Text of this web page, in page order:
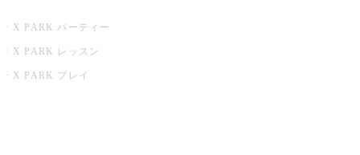
X PARK パーティー
X PARK レッスン
X PARK プレイ